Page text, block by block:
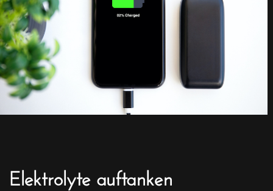
Elektrolyte auftanken